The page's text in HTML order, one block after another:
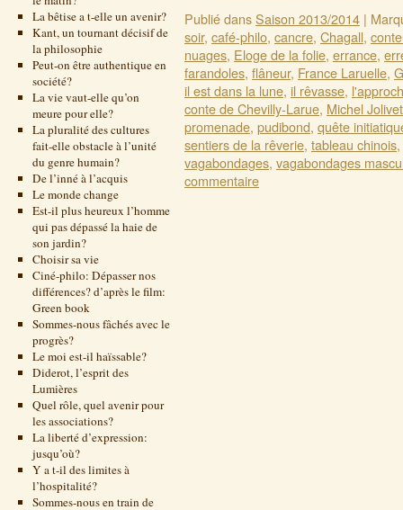
La bêtise a t-elle un avenir?
Kant, un tournant décisif de
la philosophie
Peut-on être authentique en
société?
La vie vaut-elle qu’on
meure pour elle?
La pluralité des cultures
fait-elle obstacle à l’unité
du genre humain?
De l’inné à l’acquis
Le monde change
Est-il plus heureux l’homme
qui pas dépassé la haie de
son jardin?
Choisir sa vie
Ciné-philo: Dépasser nos
différences? d’après le film:
Green book
Sommes-nous fâchés avec le
progrès?
Le moi est-il haïssable?
Diderot, l’esprit des
Lumières
Quel rôle, quel avenir pour
les associations?
La liberté d’expression:
jusqu’où?
Y a t-il des limites à
l’hospitalité?
Sommes-nous en train de
Publié dansSaison 2013/2014 |
soir, café-philo, cancre, Chagall,
nuages, Eloge de la folie, errance,
farandoles, flâneur, France Laruelle,
il est dans la lune, il rêvasse,
conte de Chevilly-Larue, Michel Jolivet
promenade, pudibond, quête
sentiers de la rêverie, tableau chinois,
vagabondages, vagabondages
commentaire